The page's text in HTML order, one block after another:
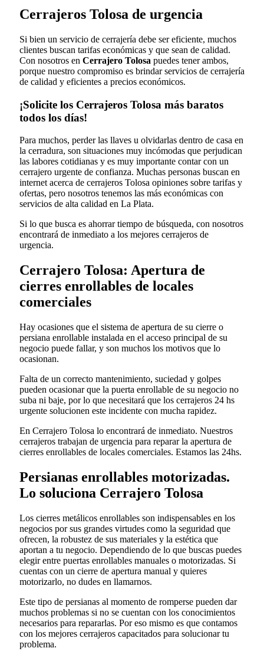
Cerrajeros Tolosa de urgencia
Si bien un servicio de cerrajería debe ser eficiente, muchos
clientes buscan tarifas económicas y que sean de calidad.
Con nosotros en Cerrajero Tolosa puedes tener ambos,
porque nuestro compromiso es brindar servicios de cerrajería
de calidad y eficientes a precios económicos.
¡Solicite los Cerrajeros Tolosa más baratos
todos los días!
Para muchos, perder las llaves u olvidarlas dentro de casa en
la cerradura, son situaciones muy incómodas que perjudican
las labores cotidianas y es muy importante contar con un
cerrajero urgente de confianza. Muchas personas buscan en
internet acerca de cerrajeros Tolosa opiniones sobre tarifas y
ofertas, pero nosotros tenemos las más económicas con
servicios de alta calidad en La Plata.
Si lo que busca es ahorrar tiempo de búsqueda, con nosotros
encontrará de inmediato a los mejores cerrajeros de
urgencia.
Cerrajero Tolosa: Apertura de
cierres enrollables de locales
comerciales
Hay ocasiones que el sistema de apertura de su cierre o
persiana enrollable instalada en el acceso principal de su
negocio puede fallar, y son muchos los motivos que lo
ocasionan.
Falta de un correcto mantenimiento, suciedad y golpes
pueden ocasionar que la puerta enrollable de su negocio no
suba ni baje, por lo que necesitará que los cerrajeros 24 hs
urgente solucionen este incidente con mucha rapidez.
En Cerrajero Tolosa lo encontrará de inmediato. Nuestros
cerrajeros trabajan de urgencia para reparar la apertura de
cierres enrollables de locales comerciales. Estamos las 24hs.
Persianas enrollables motorizadas.
Lo soluciona Cerrajero Tolosa
Los cierres metálicos enrollables son indispensables en los
negocios por sus grandes virtudes como la seguridad que
ofrecen, la robustez de sus materiales y la estética que
aportan a tu negocio. Dependiendo de lo que buscas puedes
elegir entre puertas enrollables manuales o motorizadas. Si
cuentas con un cierre de apertura manual y quieres
motorizarlo, no dudes en llamarnos.
Este tipo de persianas al momento de romperse pueden dar
muchos problemas si no se cuentan con los conocimientos
necesarios para repararlas. Por eso mismo es que contamos
con los mejores cerrajeros capacitados para solucionar tu
problema.